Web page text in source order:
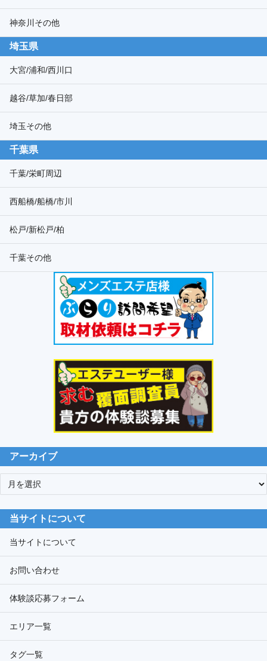
神奈川その他
埼玉県
大宮/浦和/西川口
越谷/草加/春日部
埼玉その他
千葉県
千葉/栄町周辺
西船橋/船橋/市川
松戸/新松戸/柏
千葉その他
アーカイブ
ア
ー
カ
当サイトについて
当サイトについて
お問い合わせ
体験談応募フォーム
エリア一覧
タグ一覧